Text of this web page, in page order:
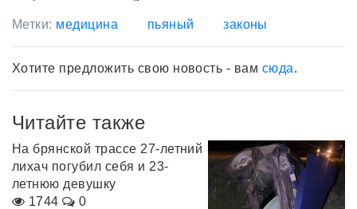
Метки: медицина пьяный законы
Хотите предложить свою новость - вам сюда.
Читайте также
На брянской трассе 27-летний
лихач погубил себя и 23-
летнюю девушку
1744
0